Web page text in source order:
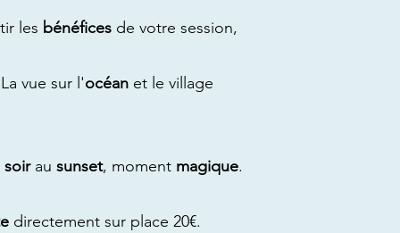
les bénéfices de votre session,
vue sur l'océan et le village
soirau sunset, moment magique.
directement sur place 20€.